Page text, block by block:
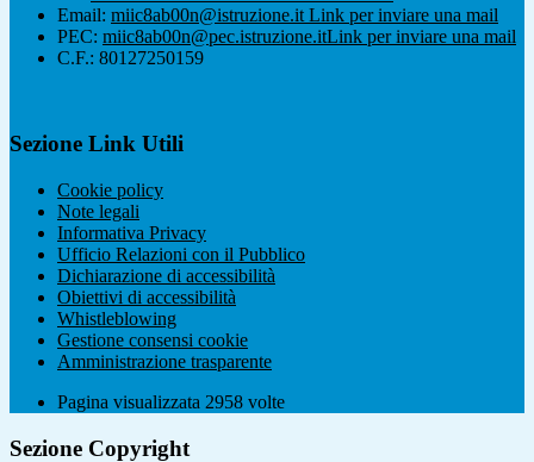
Email: miic8ab00n@istruzione.it Link per inviare una mail
PEC: miic8ab00n@pec.istruzione.itLink per inviare una mail
C.F.: 80127250159
Sezione Link Utili
Cookie policy
Note legali
Informativa Privacy
Ufficio Relazioni con il Pubblico
Dichiarazione di accessibilità
Obiettivi di accessibilità
Whistleblowing
Gestione consensi cookie
Amministrazione trasparente
Pagina visualizzata 2958 volte
Sezione Copyright